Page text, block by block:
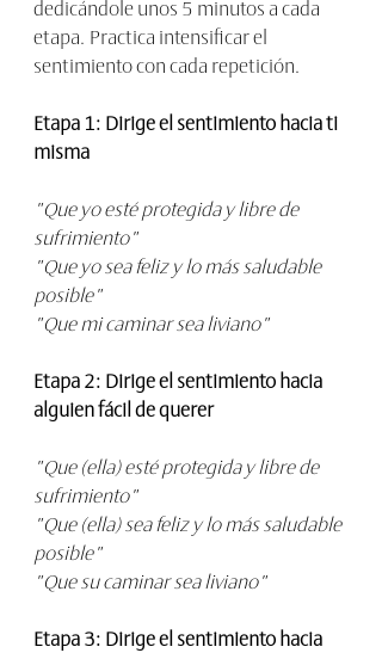
dedicándole unos 5 minutos a cada
etapa. Practica intensificar el
sentimiento con cada repetición.
Etapa 1: Dirige el sentimiento hacia ti
misma
"Que yo esté protegida y libre de
sufrimiento"
"Que yo sea feliz y lo más saludable
posible"
"Que mi caminar sea liviano"
Etapa 2: Dirige el sentimiento hacia
alguien fácil de querer
"Que (ella) esté protegida y libre de
sufrimiento"
"Que (ella) sea feliz y lo más saludable
posible"
"Que su caminar sea liviano"
Etapa 3: Dirige el sentimiento hacia